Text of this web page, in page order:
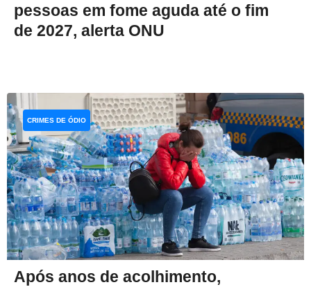
pessoas em fome aguda até o fim
de 2027, alerta ONU
Após anos de acolhimento,
CRIMES DE ÓDIO